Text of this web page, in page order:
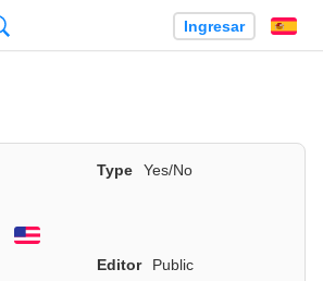
Ingresar
Type
Yes/No
English
Editor
Public